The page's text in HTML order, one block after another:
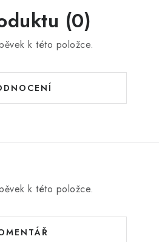
(0)
k této položce.
k této položce.